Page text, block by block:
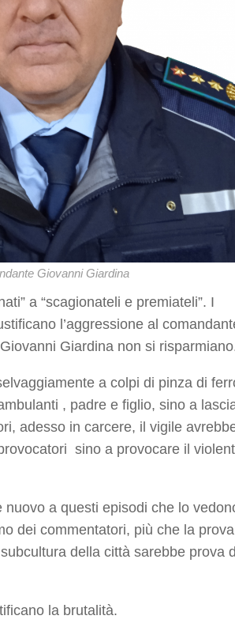
Giovanni Giardina
a “scagionateli e premiateli”. I
l’aggressione al
Giardina non si
a colpi di pinza di
, padre e figlio, sino a
adesso in carcere, il vigile
sino a provocare il
nuovo a questi episodi che lo
dei commentatori, più che la
della città sarebbe prova
la brutalità.